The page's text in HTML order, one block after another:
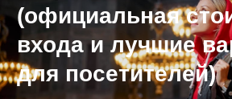
(официальная
входа и лучшие
для посетителей)